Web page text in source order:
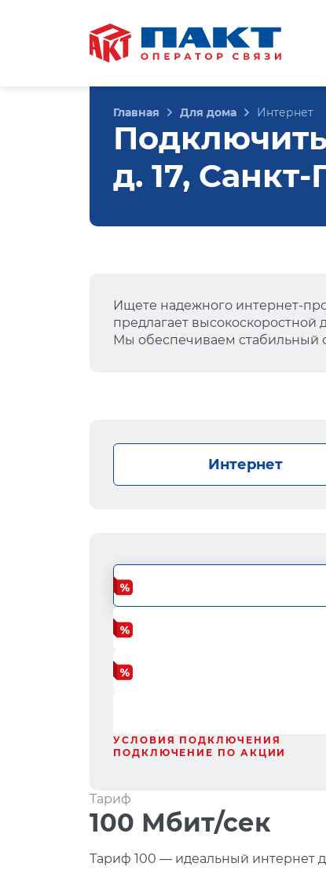
Главная Для дома Интернет
д. 17,
Ищете надежного интернет-
предлагает
Мы обеспечиваем стабильный
Интернет
УСЛОВИЯ ПОДКЛЮЧЕНИЯ
ПОДКЛЮЧЕНИЕ ПО АКЦИИ
Тариф
100 Мбит/сек
Тариф 100 — идеальный интернет